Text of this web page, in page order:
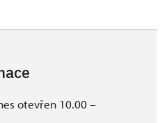
otevřen 10.00 –